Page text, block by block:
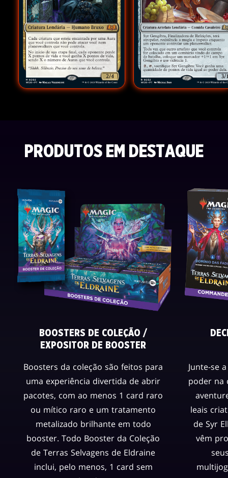
PRODUTOS EM DESTAQUE
BOOSTERS DE COLEÇÃO /
EXPOSITOR DE BOOSTER
Boosters da coleção são feitos para
uma experiência divertida de abrir
pacotes, com ao menos 1 card raro
ou mítico raro e um tratamento
metalizado brilhante em todo
booster. Todo Booster da Coleção
de Terras Selvagens de Eldraine
inclui, pelo menos, 1 card sem
Junte-se
poder na
leais
de Syr
vêm